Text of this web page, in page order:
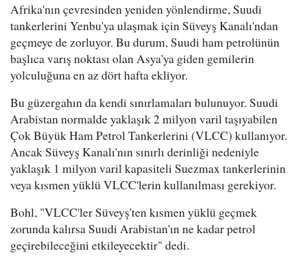
Afrika'nın çevresinden yeniden yönlendirme, Suudi
tankerlerini Yenbu'ya ulaşmak için Süveyş Kanalı'ndan
geçmeye de zorluyor. Bu durum, Suudi ham petrolünün
başlıca varış noktası olan Asya'ya giden gemilerin
yolculuğuna en az dört hafta ekliyor.
Bu güzergahın da kendi sınırlamaları bulunuyor. Suudi
Arabistan normalde yaklaşık 2 milyon varil taşıyabilen
Çok Büyük Ham Petrol Tankerlerini (VLCC) kullanıyor.
Ancak Süveyş Kanalı'nın sınırlı derinliği nedeniyle
yaklaşık 1 milyon varil kapasiteli Suezmax tankerlerinin
veya kısmen yüklü VLCC'lerin kullanılması gerekiyor.
Bohl, "VLCC'ler Süveyş'ten kısmen yüklü geçmek
zorunda kalırsa Suudi Arabistan'ın ne kadar petrol
geçirebileceğini etkileyecektir" dedi.